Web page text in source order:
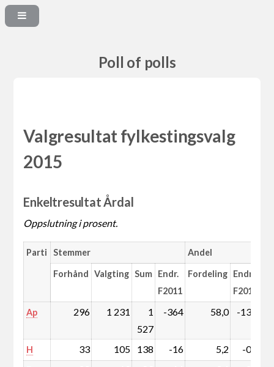
Poll of polls
Valgresultat fylkestingsvalg
2015
Enkeltresultat Årdal
Oppslutning i prosent.
Parti Stemmer Andel
Forhånd Valgting Sum Endr.
F2011
Fordeling Endr.
F2011
Ap 296 1 231
1
527
-364 58,0 -13,0
H 33 105 138 -16 5,2 -0,5